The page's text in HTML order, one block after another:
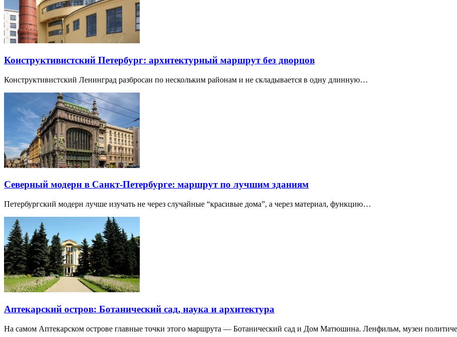
Конструктивистский Петербург: архитектурный маршрут без дворцов
Конструктивистский Ленинград разбросан по нескольким районам и не складывается в одну длинную…
Северный модерн в Санкт-Петербурге: маршрут по лучшим зданиям
Петербургский модерн лучше изучать не через случайные “красивые дома”, а через материал, функцию…
Аптекарский остров: Ботанический сад, наука и архитектура
На самом Аптекарском острове главные точки этого маршрута — Ботанический сад и Дом Матюшина. Ленфильм, музеи